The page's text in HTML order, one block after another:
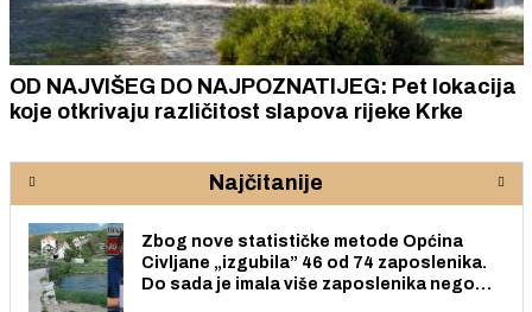
OD NAJVIŠEG DO NAJPOZNATIJEG: Pet lokacija
koje otkrivaju različitost slapova rijeke Krke
Najčitanije
Zbog nove statističke metode Općina
Civljane „izgubila” 46 od 74 zaposlenika.
Do sada je imala više zaposlenika nego